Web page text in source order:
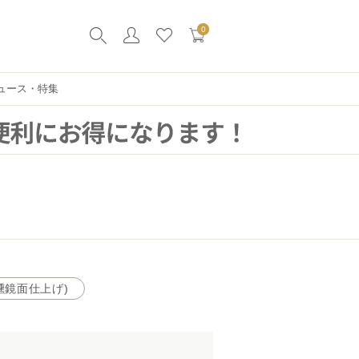
0
ース・特集
鏡面仕上げ)